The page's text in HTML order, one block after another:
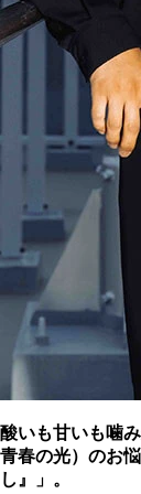
酸いも甘いも噛
青春の光）のお
し』」。